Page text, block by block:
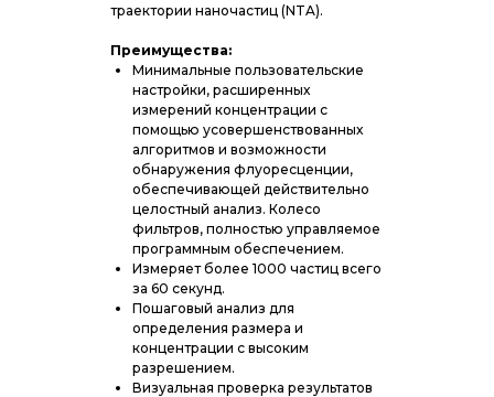
траектории наночастиц (NTA).
Преимущества:
Минимальные пользовательские
настройки, расширенных
измерений концентрации с
помощью усовершенствованных
алгоритмов и возможности
обнаружения флуоресценции,
обеспечивающей действительно
целостный анализ. Колесо
фильтров, полностью управляемое
программным обеспечением.
Измеряет более 1000 частиц всего
за 60 секунд.
Пошаговый анализ для
определения размера и
концентрации с высоким
разрешением.
Визуальная проверка результатов